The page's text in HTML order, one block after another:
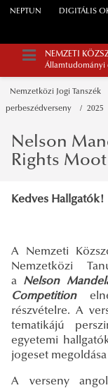
NEPTUN DIGITÁLIS
NEMZETI
Államtudományi
Nemzetközi Jogi Tanszék
perbeszédverseny 2025
Nelson
Rights
Kedves Hallgatók!
A Nemzeti
Nemzetközi
a Nelson
Competition
részvételre. A
tematikájú
egyetemi
jogeset
A verseny